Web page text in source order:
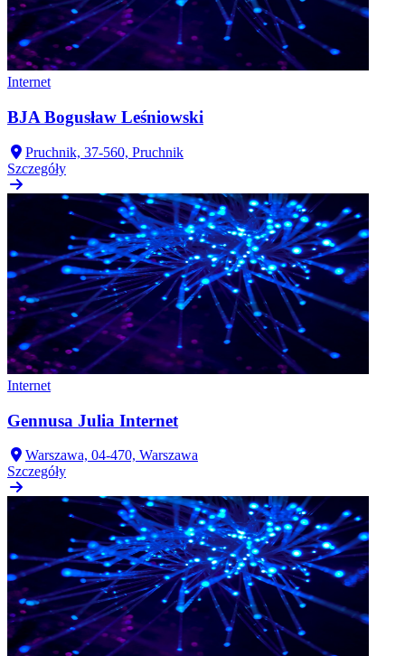
Internet
BJA Bogusław Leśniowski
Pruchnik, 37-560, Pruchnik
Szczegóły
Internet
Gennusa Julia Internet
Warszawa, 04-470, Warszawa
Szczegóły